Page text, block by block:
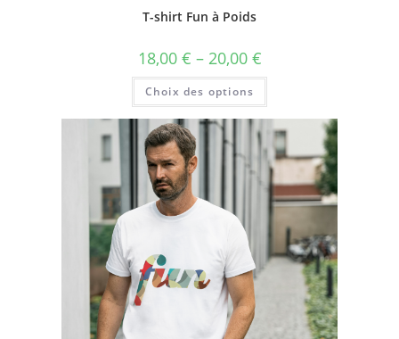
T-shirt Fun à Poids
18,00 € – 20,00 €
Choix des options